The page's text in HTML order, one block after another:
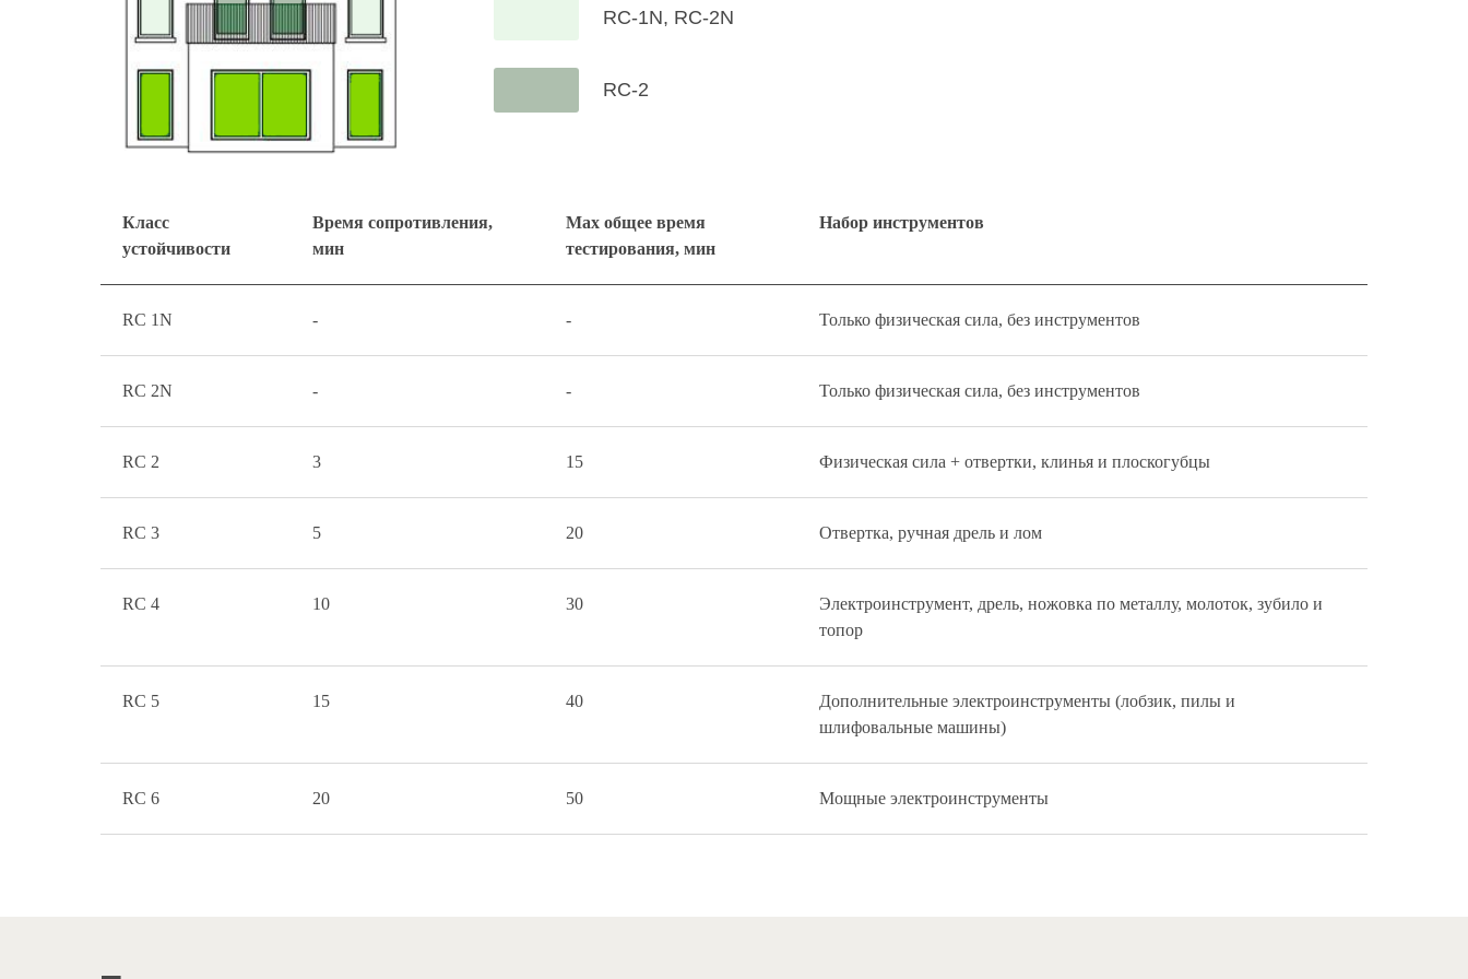
RC-1N, RC-2N
RC-2
Класс
устойчивости
Время сопротивления,
мин
Max общее время
тестирования, мин
Набор инструментов
RC 1N - - Только физическая сила, без инструментов
RC 2N - - Только физическая сила, без инструментов
RC 2 3 15 Физическая сила + отвертки, клинья и плоскогубцы
RC 3 5 20 Отвертка, ручная дрель и лом
RC 4 10 30
Электроинструмент, дрель, ножовка по металлу, молоток, зубило и
топор
RC 5 15 40
Дополнительные электроинструменты (лобзик, пилы и
шлифовальные машины)
RC 6 20 50 Мощные электроинструменты